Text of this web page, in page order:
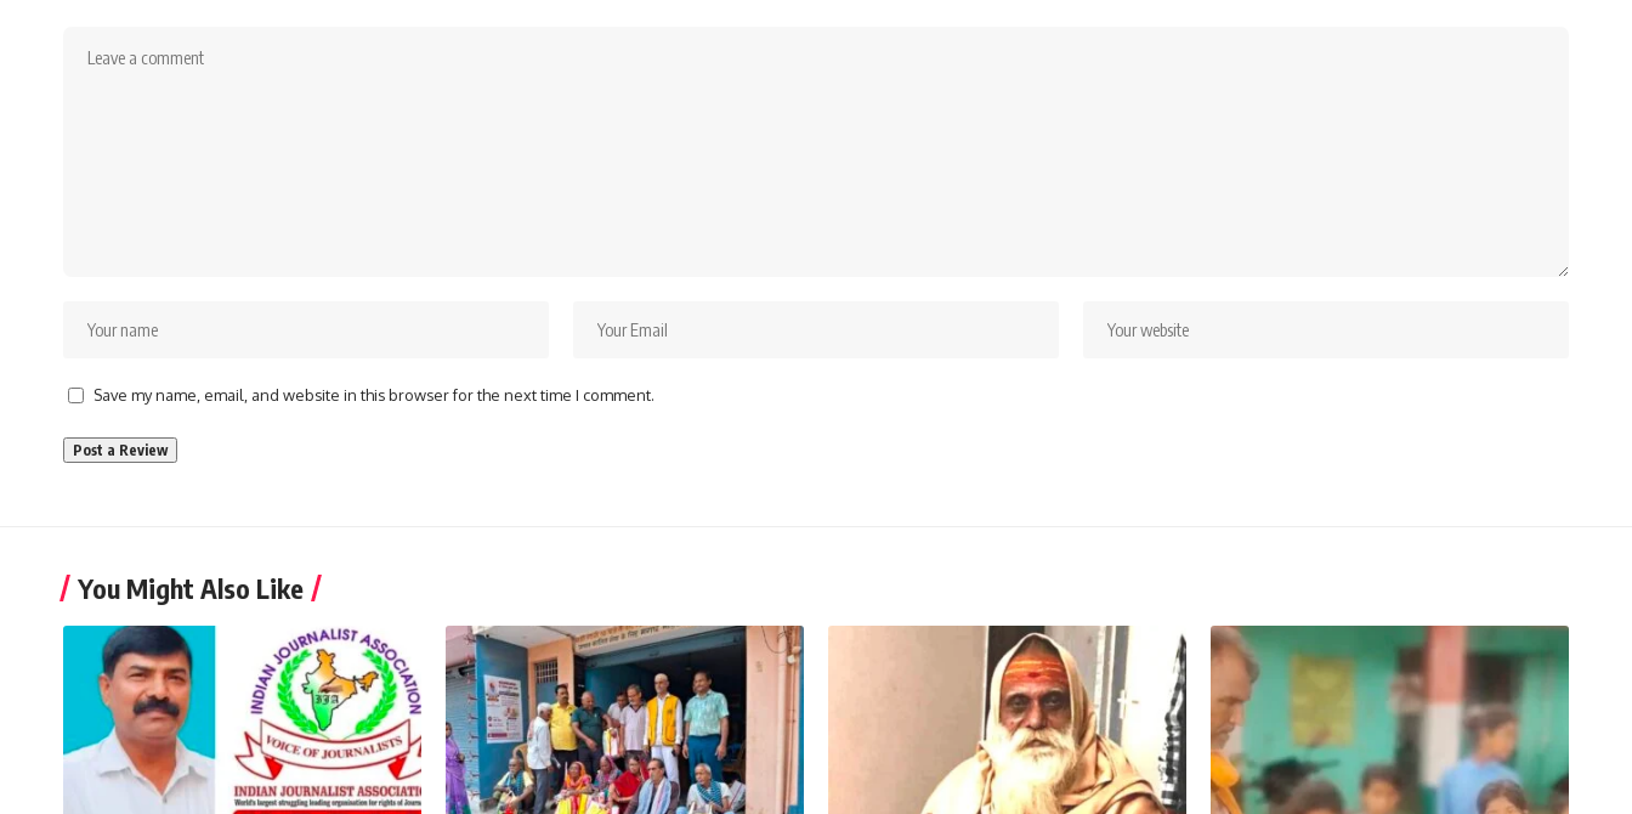
Save my name, email, and website in this browser for the next time I comment.
You Might Also Like